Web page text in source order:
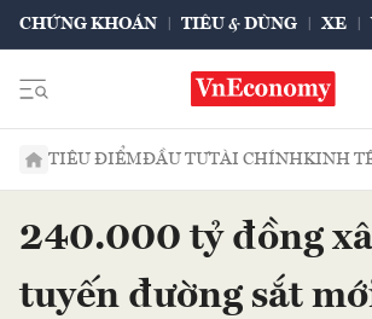
CHỨNG KHOÁN TIÊU & DÙNG XE
TIÊU ĐIỂMĐẦU TƯTÀI CHÍNHKINH
240.000 tỷ đồng
tuyến đường sắt